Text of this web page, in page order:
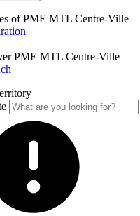
of PME MTL Centre-Ville
PME MTL Centre-Ville